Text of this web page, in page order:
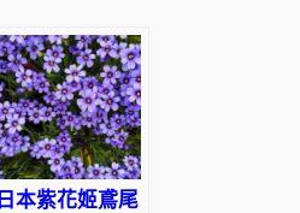
日本紫花姬鳶尾